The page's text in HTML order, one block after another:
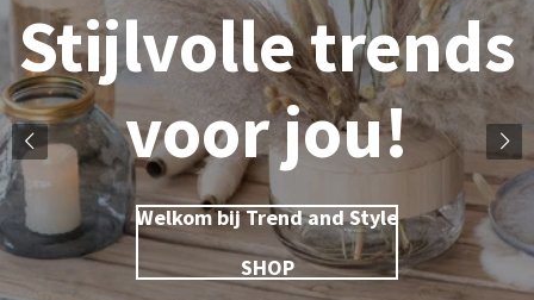
Stijlvolle trends
voor jou!
Welkom bij Trend and Style
SHOP